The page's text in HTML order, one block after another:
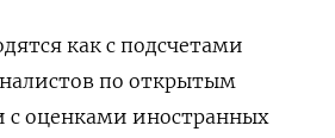
как с подсчетами
по открытым
с оценками иностранных